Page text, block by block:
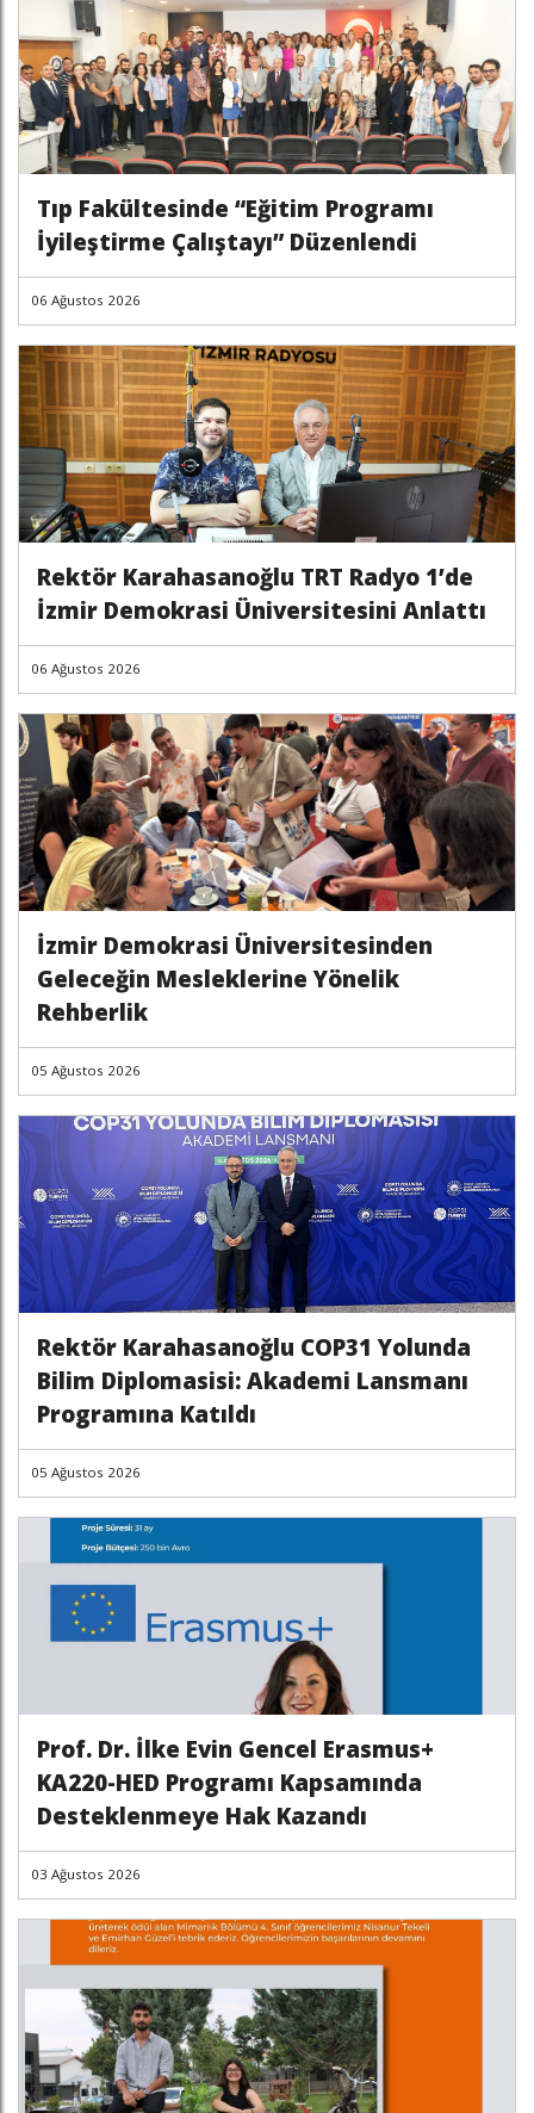
Tıp Fakültesinde “Eğitim Programı
İyileştirme Çalıştayı” Düzenlendi
06 Ağustos 2026
Rektör Karahasanoğlu TRT Radyo 1’de
İzmir Demokrasi Üniversitesini Anlattı
06 Ağustos 2026
İzmir Demokrasi Üniversitesinden
Geleceğin Mesleklerine Yönelik
Rehberlik
05 Ağustos 2026
Rektör Karahasanoğlu COP31 Yolunda
Bilim Diplomasisi: Akademi Lansmanı
Programına Katıldı
05 Ağustos 2026
Prof. Dr. İlke Evin Gencel Erasmus+
KA220-HED Programı Kapsamında
Desteklenmeye Hak Kazandı
03 Ağustos 2026